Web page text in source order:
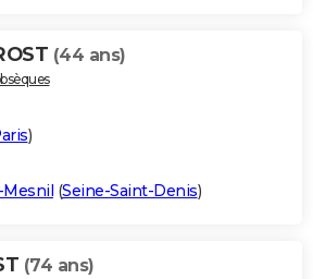
(44 ans)
)
Mesnil (Seine-Saint-Denis)
(74 ans)